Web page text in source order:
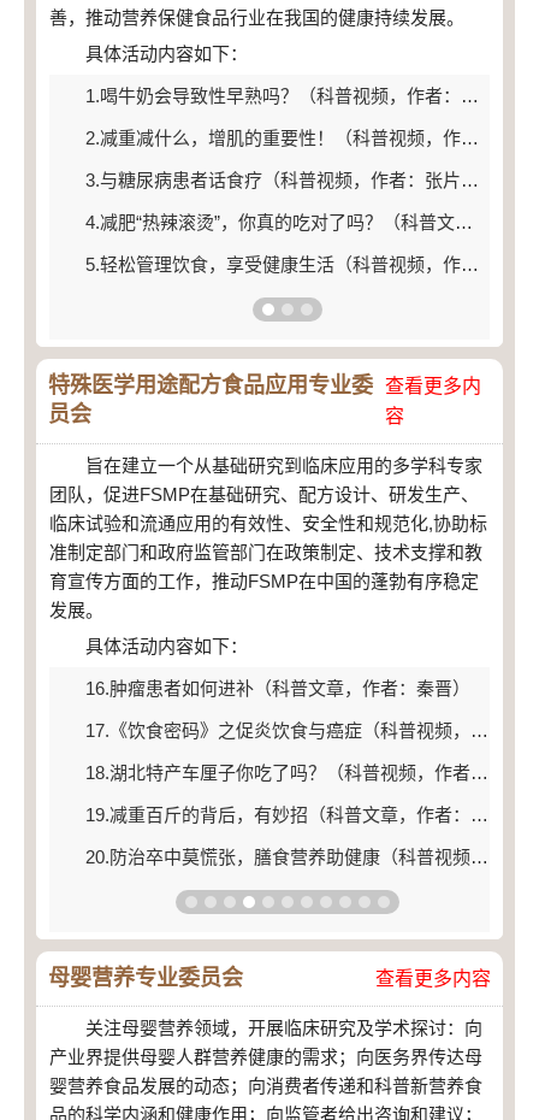
善，推动营养保健食品行业在我国的健康持续发展。
具体活动内容如下：
1.喝牛奶会导致性早熟吗？（科普视频，作者：朱翠凤）
2.减重减什么，增肌的重要性！（科普视频，作者：张帆）
3.与糖尿病患者话食疗（科普视频，作者：张片红）
4.减肥“热辣滚烫”，你真的吃对了吗？（科普文章，作者：申彦军）
5.轻松管理饮食，享受健康生活（科普视频，作者：范玲）
特殊医学用途配方食品应用专业委
员会
查看更多内
容
旨在建立一个从基础研究到临床应用的多学科专家
团队，促进FSMP在基础研究、配方设计、研发生产、
临床试验和流通应用的有效性、安全性和规范化,协助标
准制定部门和政府监管部门在政策制定、技术支撑和教
育宣传方面的工作，推动FSMP在中国的蓬勃有序稳定
发展。
具体活动内容如下：
16.肿瘤患者如何进补（科普文章，作者：秦晋）
17.《饮食密码》之促炎饮食与癌症（科普视频，作者：陆怡）
18.湖北特产车厘子你吃了吗？（科普视频，作者：代雪梅）
19.减重百斤的背后，有妙招（科普文章，作者：沈峰）
20.防治卒中莫慌张，膳食营养助健康（科普视频，作者：景蕙琳）
母婴营养专业委员会 查看更多内容
关注母婴营养领域，开展临床研究及学术探讨：向
产业界提供母婴人群营养健康的需求；向医务界传达母
婴营养食品发展的动态；向消费者传递和科普新营养食
品的科学内涵和健康作用；向监管者给出咨询和建议；